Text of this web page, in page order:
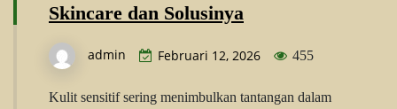
Skincare dan Solusinya
admin Februari 12, 2026 455
Kulit sensitif sering menimbulkan tantangan dalam